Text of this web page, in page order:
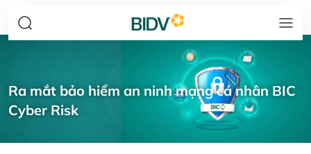
Ra mắt bảo hiểm an ninh mạng cá nhân BIC
Cyber Risk